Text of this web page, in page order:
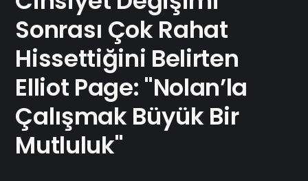
Sonrası Çok Rahat
Hissettiğini Belirten
Elliot Page: "Nolan’la
Çalışmak Büyük Bir
Mutluluk"